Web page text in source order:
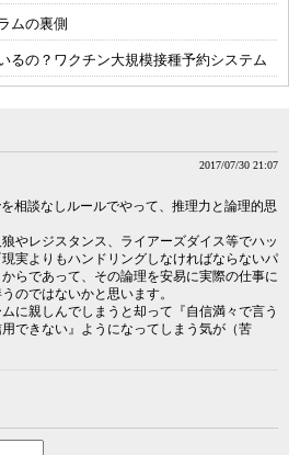
ムの裏側
るの？ワクチン大規模接種予約システム
2017/07/30 21:07
相談なしルールでやって、推理力と論理的思
やレジスタンス、ライアーズダイス等でハッ
実よりもハンドリングしなければならないパ
らであって、その論理を安易に実際の仕事に
のではないかと思います。
に親しんでしまうと却って『自信満々で言う
できない』ようになってしまう気が（苦